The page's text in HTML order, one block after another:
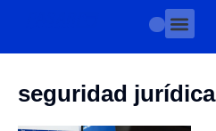
seguridad jurídica